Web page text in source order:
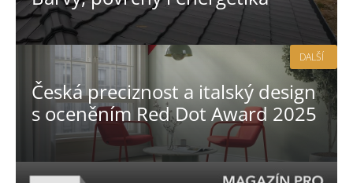
Česká preciznost a italský design
s oceněním Red Dot Award 2025
DALŠÍ